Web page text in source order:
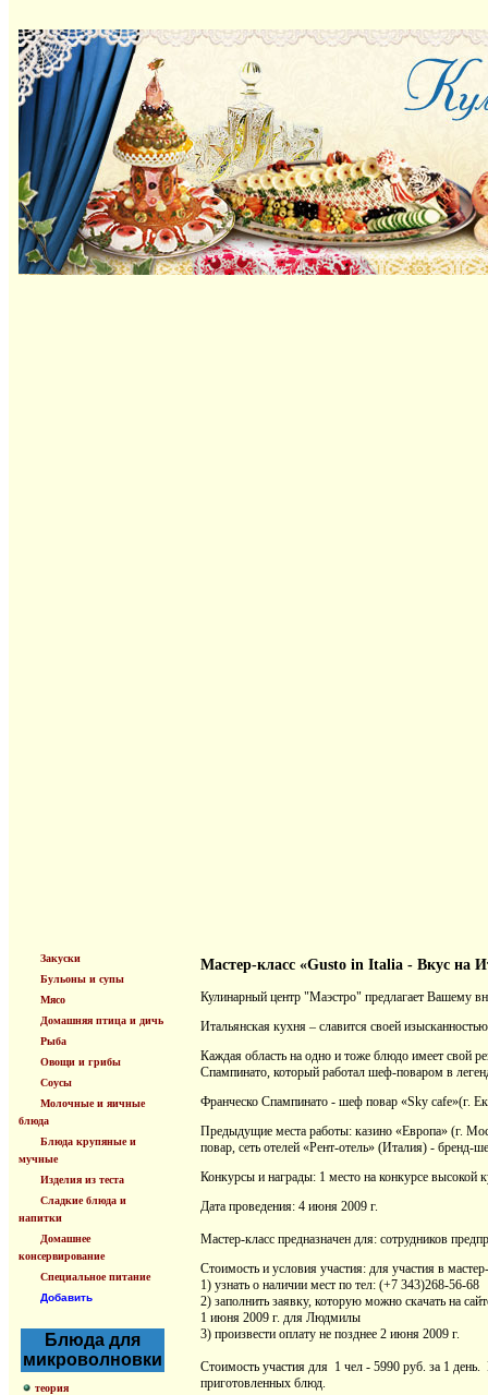
Закуски
Бульоны и супы
Мясо
Домашняя птица и дичь
Рыба
Овощи и грибы
Соусы
Молочные и яичные
блюда
Блюда крупяные и
мучные
Изделия из теста
Сладкие блюда и
напитки
Домашнее
консервирование
Специальное питание
Добавить
Блюда для
микроволновки
теория
Мастер-класс «Gusto in Italia - Вкус на
Кулинарный центр "Маэстро" предлагает Вашему
Итальянская кухня – славится своей
Каждая область на одно и тоже блюдо имеет свой
Спампинато, который работал шеф-поваром в
Франческо Спампинато - шеф повар «Sky cafe»(г.
Предыдущие места работы: казино «Европа» (г.
повар, сеть отелей «Рент-отель» (Италия) -
Конкурсы и награды: 1 место на конкурсе
Дата проведения: 4 июня 2009 г.
Мастер-класс предназначен для: сотрудников
Стоимость и условия участия: для участия в
1) узнать о наличии мест по тел: (+7 343)268-56-68
2) заполнить заявку, которую можно скачать на
1 июня 2009 г. для Людмилы
3) произвести оплату не позднее 2 июня 2009 г.
Стоимость участия для 1 чел - 5990 руб. за 1
приготовленных блюд.